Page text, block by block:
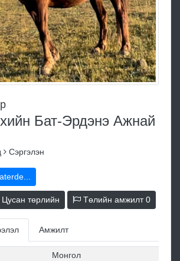
Бат-Эрдэнэ Ажнай
Сэргэлэн
Цусан төрлийн Төлийн амжилт0
Амжилт
Монгол